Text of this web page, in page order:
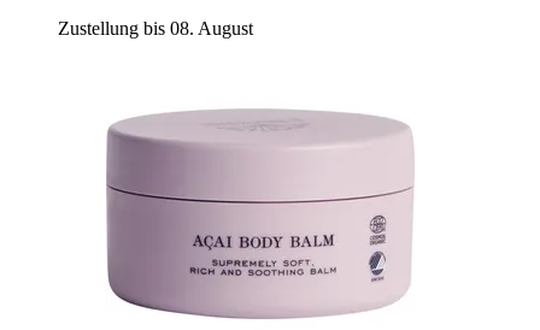
Zustellung bis 08. August